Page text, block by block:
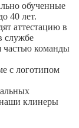
обученные
40 лет.
аттестацию в
службе
частью команды
с логотипом
наши клинеры